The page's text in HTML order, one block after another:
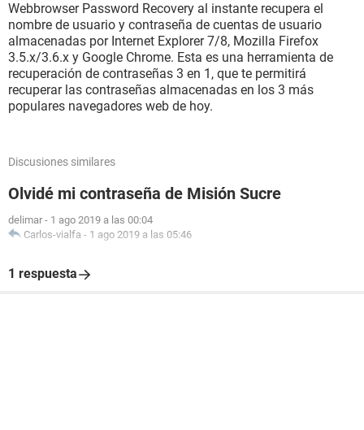
Webbrowser Password Recovery al instante recupera el
nombre de usuario y contraseña de cuentas de usuario
almacenadas por Internet Explorer 7/8, Mozilla Firefox
3.5.x/3.6.x y Google Chrome. Esta es una herramienta de
recuperación de contraseñas 3 en 1, que te permitirá
recuperar las contraseñas almacenadas en los 3 más
populares navegadores web de hoy.
Discusiones similares
Olvidé mi contraseña de Misión Sucre
delimar - 1 ago 2019 a las 00:04
Carlos-vialfa - 1 ago 2019 a las 05:46
1 respuesta